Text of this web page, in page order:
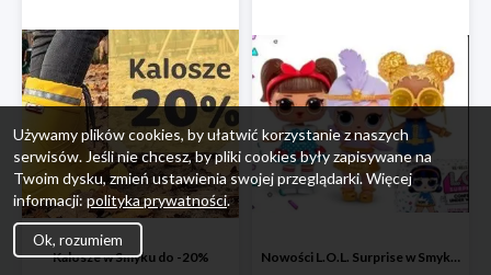
Kalosze w Smyku do -20% Nowości L.O.L. Surprise w Smyku do -45%
Używamy plików cookies, by ułatwić korzystanie z naszych
serwisów. Jeśli nie chcesz, by pliki cookies były zapisywane na
Twoim dysku, zmień ustawienia swojej przeglądarki. Więcej
informacji: polityka prywatności.
Ok, rozumiem